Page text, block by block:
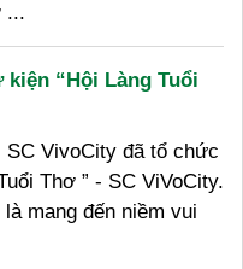
...
kiện “Hội Làng Tuổi
SC VivoCity đã tổ chức
Thơ ” - SC ViVoCity.
mang đến niềm vui